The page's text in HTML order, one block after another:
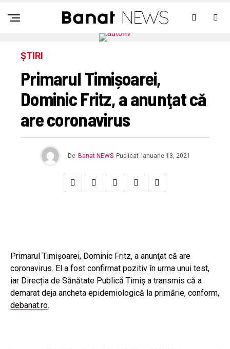
ȘTIRI
Primarul Timișoarei,
Dominic Fritz, a anunţat că
are coronavirus
De Banat NEWS Publicat ianuarie 13, 2021
Primarul Timișoarei, Dominic Fritz, a anunţat că are
coronavirus. El a fost confirmat pozitiv în urma unui test,
iar Direcția de Sănătate Publică Timiș a transmis că a
demarat deja ancheta epidemiologică la primărie, conform,
debanat.ro.